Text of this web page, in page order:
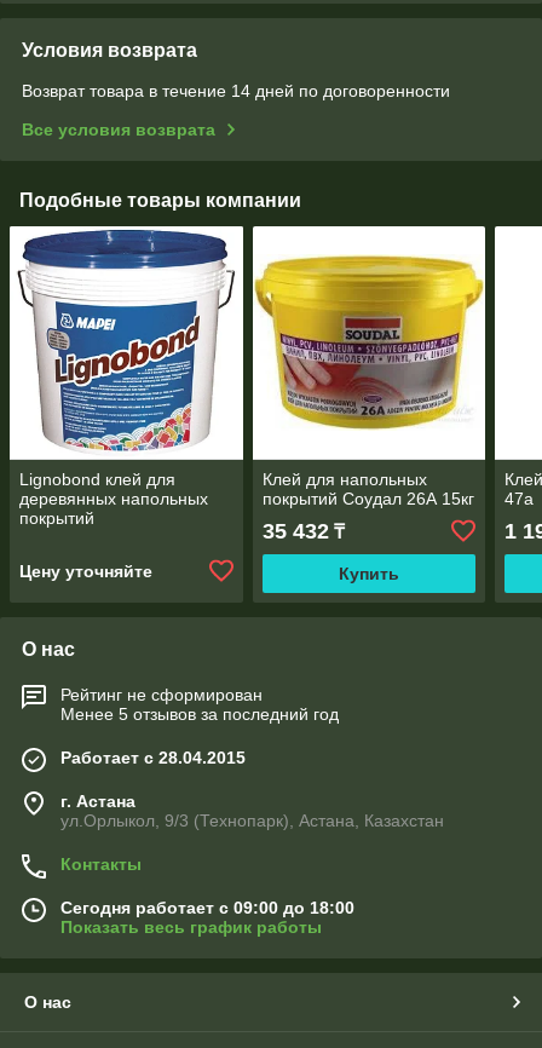
Условия возврата
Возврат товара в течение 14 дней по договоренности
Все условия возврата
Подобные товары компании
Lignobond клей для
деревянных напольных
покрытий
Цену уточняйте
Клей для напольных
покрытий Соудал 26А 15кг
35 432₸
Купить
47а
1
О нас
Рейтинг не сформирован
Менее 5 отзывов за последний год
Работает с 28.04.2015
г. Астана
ул.Орлыкол, 9/3 (Технопарк), Астана, Казахстан
Контакты
Сегодня работает с 09:00 до 18:00
Показать весь график работы
О нас